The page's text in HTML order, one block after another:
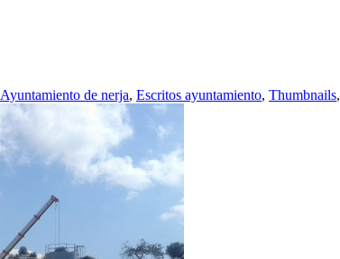
Ayuntamiento de nerja, Escritos ayuntamiento, Thumbnails,